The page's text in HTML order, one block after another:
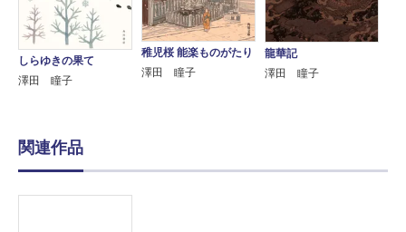
しらゆきの果て
澤田 瞳子
稚児桜 能楽ものがたり
澤田 瞳子
龍華記
澤田 瞳子
関連作品